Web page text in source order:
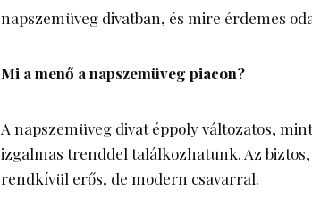
napszemüveg divatban, és mire érdemes
Mi a menő a napszemüveg piacon?
A napszemüveg divat éppoly változatos,
izgalmas trenddel találkozhatunk. Az
rendkívül erős, de modern csavarral.